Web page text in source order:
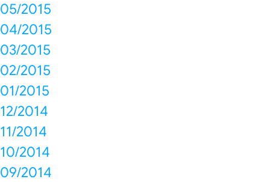
05/2015
04/2015
03/2015
02/2015
01/2015
12/2014
11/2014
10/2014
09/2014